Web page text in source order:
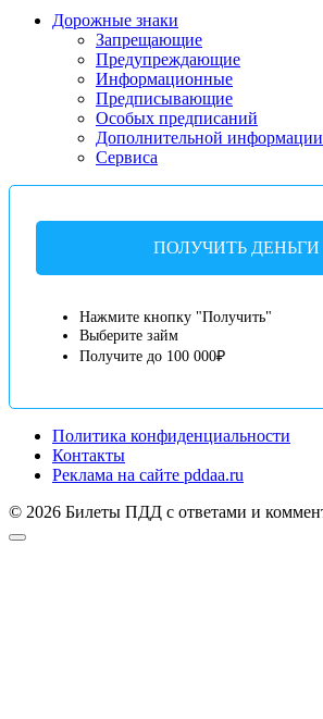
Дорожные знаки
Запрещающие
Предупреждающие
Информационные
Предписывающие
Особых предписаний
Дополнительной
Сервиса
ПОЛУЧИТЬ ДЕНЬГИ
Нажмите кнопку "Получить"
Выберите займ
Получите до 100 000₽
Политика конфиденциальности
Контакты
Реклама на сайте pddaa.ru
© 2026 Билеты ПДД с ответами и